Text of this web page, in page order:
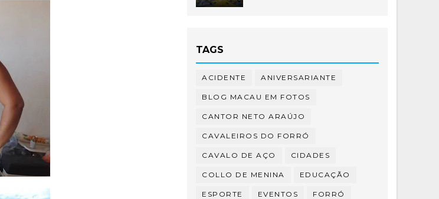
TAGS
ACIDENTE ANIVERSARIANTE
BLOG MACAU EM FOTOS
CANTOR NETO ARAÚJO
CAVALEIROS DO FORRÓ
CAVALO DE AÇO CIDADES
COLLO DE MENINA EDUCAÇÃO
ESPORTE EVENTOS FORRÓ